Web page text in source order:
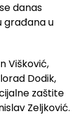
danas
građana u
Višković,
Dodik,
zaštite
Zeljković.